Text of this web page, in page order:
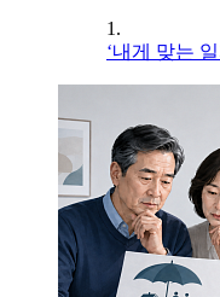
1.
‘내게 맞는